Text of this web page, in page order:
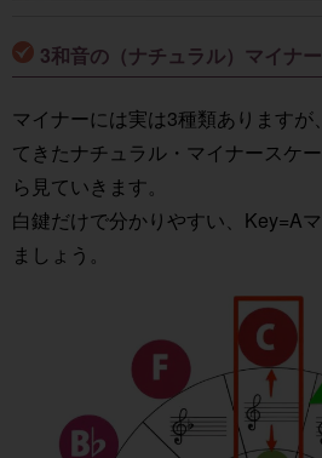
3和音の（ナチュラル）マイナ
マイナーには実は3種類あります
てきたナチュラル・マイナースケ
ら見ていきます。
白鍵だけで分かりやすい、Key=A
ましょう。